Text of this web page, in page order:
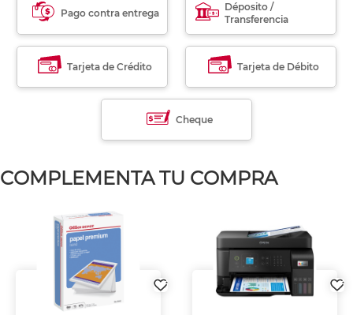
Pago contra entrega
Déposito /
Transferencia
Tarjeta de Crédito Tarjeta de Débito
Cheque
COMPLEMENTA TU COMPRA